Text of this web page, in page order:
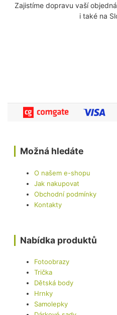
Zajistíme dopravu vaší
i také na
Možná hledáte
O našem e-shopu
Jak nakupovat
Obchodní podmínky
Kontakty
Nabídka produktů
Fotoobrazy
Trička
Dětská body
Hrnky
Samolepky